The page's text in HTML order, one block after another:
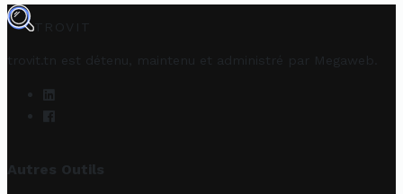
TROVIT
trovit.tn est détenu, maintenu et administré par Megaweb
Autres Outils